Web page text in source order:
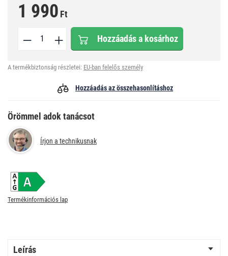
1 990 Ft
Hozzáadás a kosárhoz
A termékbiztonság részletei: EU-ban felelős személy
Hozzáadás az összehasonlításhoz
Örömmel adok tanácsot
Írjon a technikusnak
Termékinformációs lap
Leírás